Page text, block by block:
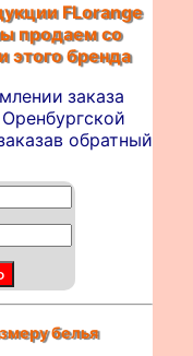
FLorange
продаем со
этого бренда
заказа
обратный
белья